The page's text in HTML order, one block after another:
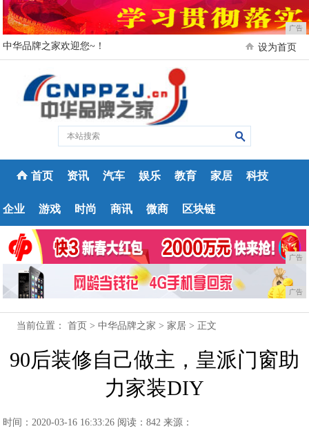
广告
中华品牌之家欢迎您~！ 设为首页
首页 资讯 汽车 娱乐 教育 家居 科技
企业 游戏 时尚 商讯 微商 区块链
广告
广告
当前位置：首页 >中华品牌之家 >家居 > 正文
90后装修自己做主，皇派门窗助
力家装DIY
时间：2020-03-16 16:33:26 阅读：842 来源：